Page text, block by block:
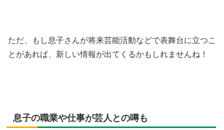
ただ、もし息子さんが将来芸能活動などで表舞台に立つこ
とがあれば、新しい情報が出てくるかもしれませんね！
息子の職業や仕事が芸人との噂も